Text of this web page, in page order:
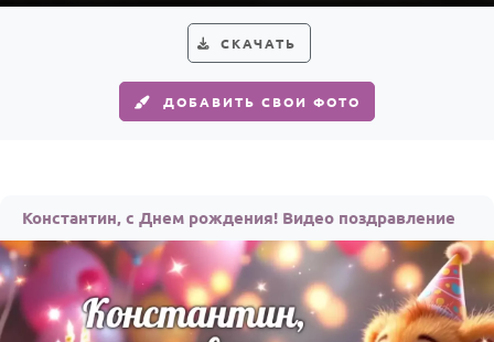
Женщине
Мужчине
Детям
Все родственники
ПЕРСОНАЛЬНЫЕ
СКАЧАТЬ
ДОБАВИТЬ СВОИ ФОТО
Константин, с Днем рождения! Видео поздравление